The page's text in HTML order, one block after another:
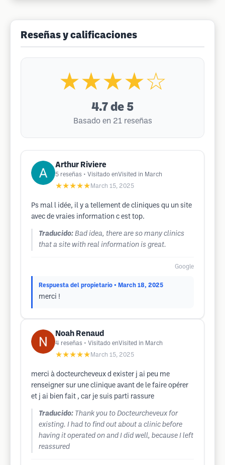
Reseñas y calificaciones
★★★★☆
4.7 de 5
Basado en 21 reseñas
Arthur Riviere
5 reseñas • Visitado enVisited in March
★★★★★ March 15, 2025
Ps mal l idée, il y a tellement de cliniques qu un site
avec de vraies information c est top.
Traducido: Bad idea, there are so many clinics
that a site with real information is great.
Google
Respuesta del propietario • March 18, 2025
merci !
Noah Renaud
4 reseñas • Visitado enVisited in March
★★★★★ March 15, 2025
merci à docteurcheveux d exister j ai peu me
renseigner sur une clinique avant de le faire opérer
et j ai bien fait , car je suis parti rassure
Traducido: Thank you to Docteurcheveux for
existing. I had to find out about a clinic before
having it operated on and I did well, because I left
reassured